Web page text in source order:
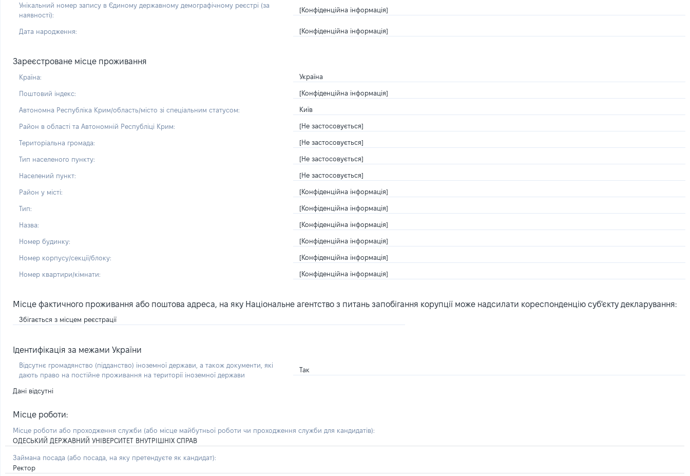
Унікальний номер запису в Єдиному державному демографічному реєстрі (за
наявності):
[Конфіденційна інформація]
Дата народження: [Конфіденційна інформація]
Зареєстроване місце проживання
Країна: Україна
Поштовий індекс: [Конфіденційна інформація]
Автономна Республіка Крим/область/місто зі спеціальним статусом: Київ
Район в області та Автономній Республіці Крим: [Не застосовується]
Територіальна громада: [Не застосовується]
Тип населеного пункту: [Не застосовується]
Населений пункт: [Не застосовується]
Район у місті: [Конфіденційна інформація]
Тип: [Конфіденційна інформація]
Назва: [Конфіденційна інформація]
Номер будинку: [Конфіденційна інформація]
Номер корпусу/секції/блоку: [Конфіденційна інформація]
Номер квартири/кімнати: [Конфіденційна інформація]
Місце фактичного проживання або поштова адреса, на яку Національне агентство з питань запобігання корупції може надсилати кореспонденцію суб'єкту декларування:
Збігається з місцем реєстрації
Ідентифікація за межами України
Відсутнє громадянство (підданство) іноземної держави, а також документи, які
дають право на постійне проживання на території іноземної держави
Так
Дані відсутні
Місце роботи:
Місце роботи або проходження служби (або місце майбутньої роботи чи проходження служби для кандидатів):
ОДЕСЬКИЙ ДЕРЖАВНИЙ УНІВЕРСИТЕТ ВНУТРІШНІХ СПРАВ
Займана посада (або посада, на яку претендуєте як кандидат):
Ректор